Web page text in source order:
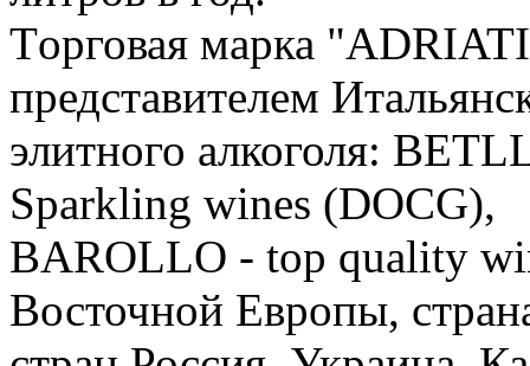
Tорговая марка
представителем
элитного алкоголя:
Sparkling wines (DOCG),
BAROLLO - top quality
Восточной Европы,